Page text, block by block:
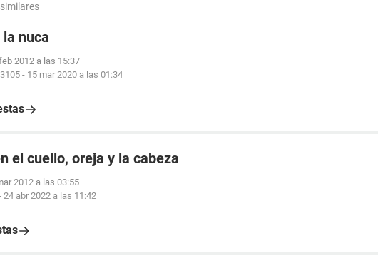
nuca
2012 a las 15:37
- 15 mar 2020 a las 01:34
el cuello, oreja y la cabeza
2012 a las 03:55
24 abr 2022 a las 11:42